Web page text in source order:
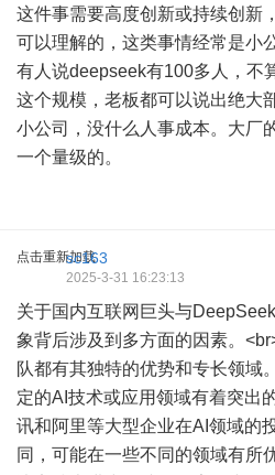
这件事需要高度创新或持续创新
可以理解的，这类事情经常是小
有人说deepseek有100多人，不
这个规模，老板都可以说出绝大
小公司，没什么人事成本。大厂
一个量级的。
点击重新加载
sc163
2025-3-31 16:23:13
关于国内互联网巨头与
象背后涉及到多方面的因素。
队都有其独特的优势和专长领域
定的AI技术或应用领域有着突出
讯和阿里等大型企业在AI领域的
同，可能在一些不同的领域有所